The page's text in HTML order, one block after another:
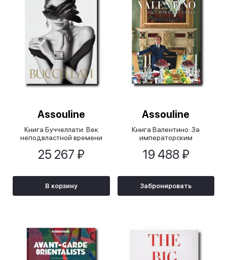
Assouline
Книга Буччеллати: Век
неподвластной времени
of Timeless Beauty
25 267 ₽
В корзину
Assouline
Книга Валентино: За
императорским
Emperor's Table
19 488 ₽
Забронировать